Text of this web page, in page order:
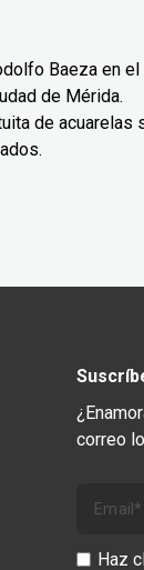
Baeza en el
de Mérida.
de acuarelas
correo
Haz